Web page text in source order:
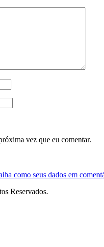
vez que eu comentar.
como seus dados em
Reservados.